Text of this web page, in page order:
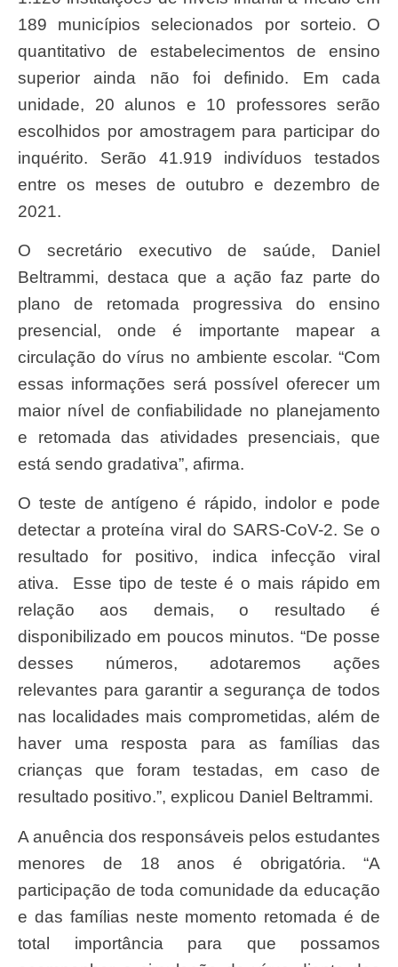
189 municípios selecionados por sorteio. O
quantitativo de estabelecimentos de ensino
superior ainda não foi definido. Em cada
unidade, 20 alunos e 10 professores serão
escolhidos por amostragem para participar do
inquérito. Serão 41.919 indivíduos testados
entre os meses de outubro e dezembro de
2021.
O secretário executivo de saúde, Daniel
Beltrammi, destaca que a ação faz parte do
plano de retomada progressiva do ensino
presencial, onde é importante mapear a
circulação do vírus no ambiente escolar. “Com
essas informações será possível oferecer um
maior nível de confiabilidade no planejamento
e retomada das atividades presenciais, que
está sendo gradativa”, afirma.
O teste de antígeno é rápido, indolor e pode
detectar a proteína viral do SARS-CoV-2. Se o
resultado for positivo, indica infecção viral
ativa. Esse tipo de teste é o mais rápido em
relação aos demais, o resultado é
disponibilizado em poucos minutos. “De posse
desses números, adotaremos ações
relevantes para garantir a segurança de todos
nas localidades mais comprometidas, além de
haver uma resposta para as famílias das
crianças que foram testadas, em caso de
resultado positivo.”, explicou Daniel Beltrammi.
A anuência dos responsáveis pelos estudantes
menores de 18 anos é obrigatória. “A
participação de toda comunidade da educação
e das famílias neste momento retomada é de
total importância para que possamos